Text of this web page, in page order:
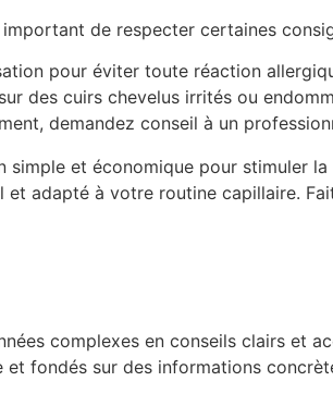
de respecter certaines
pour éviter toute réaction
des cuirs chevelus irrités ou
demandez conseil à un
simple et économique pour stimuler la
et adapté à votre routine capillaire.
complexes en conseils clairs et
fondés sur des informations